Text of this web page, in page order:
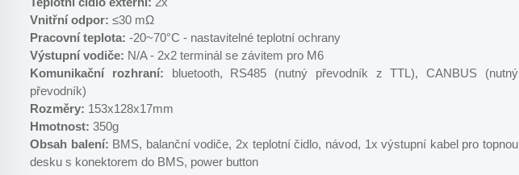
Vnitřní odpor: ≤30 mΩ
Pracovní teplota: -20~70°C - nastavitelné teplotní ochrany
Výstupní vodiče: N/A - 2x2 terminál se závitem pro M6
Komunikační rozhraní: bluetooth, RS485 (nutný převodník z TTL), CANBUS (nutný
převodník)
Rozměry: 153x128x17mm
Hmotnost: 350g
Obsah balení: BMS, balanční vodiče, 2x teplotní čidlo, návod, 1x výstupní kabel pro topnou
desku s konektorem do BMS, power button